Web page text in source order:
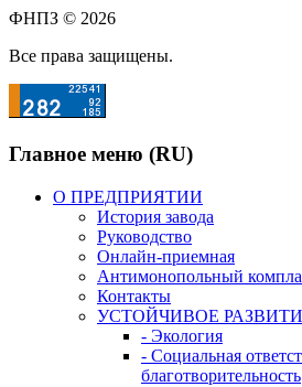
ФНПЗ © 2026
Все права защищены.
Главное меню (RU)
О ПРЕДПРИЯТИИ
История завода
Руководство
Онлайн-приемная
Антимонопольный
Контакты
УСТОЙЧИВОЕ
- Экология
- Социальная
благотворительность